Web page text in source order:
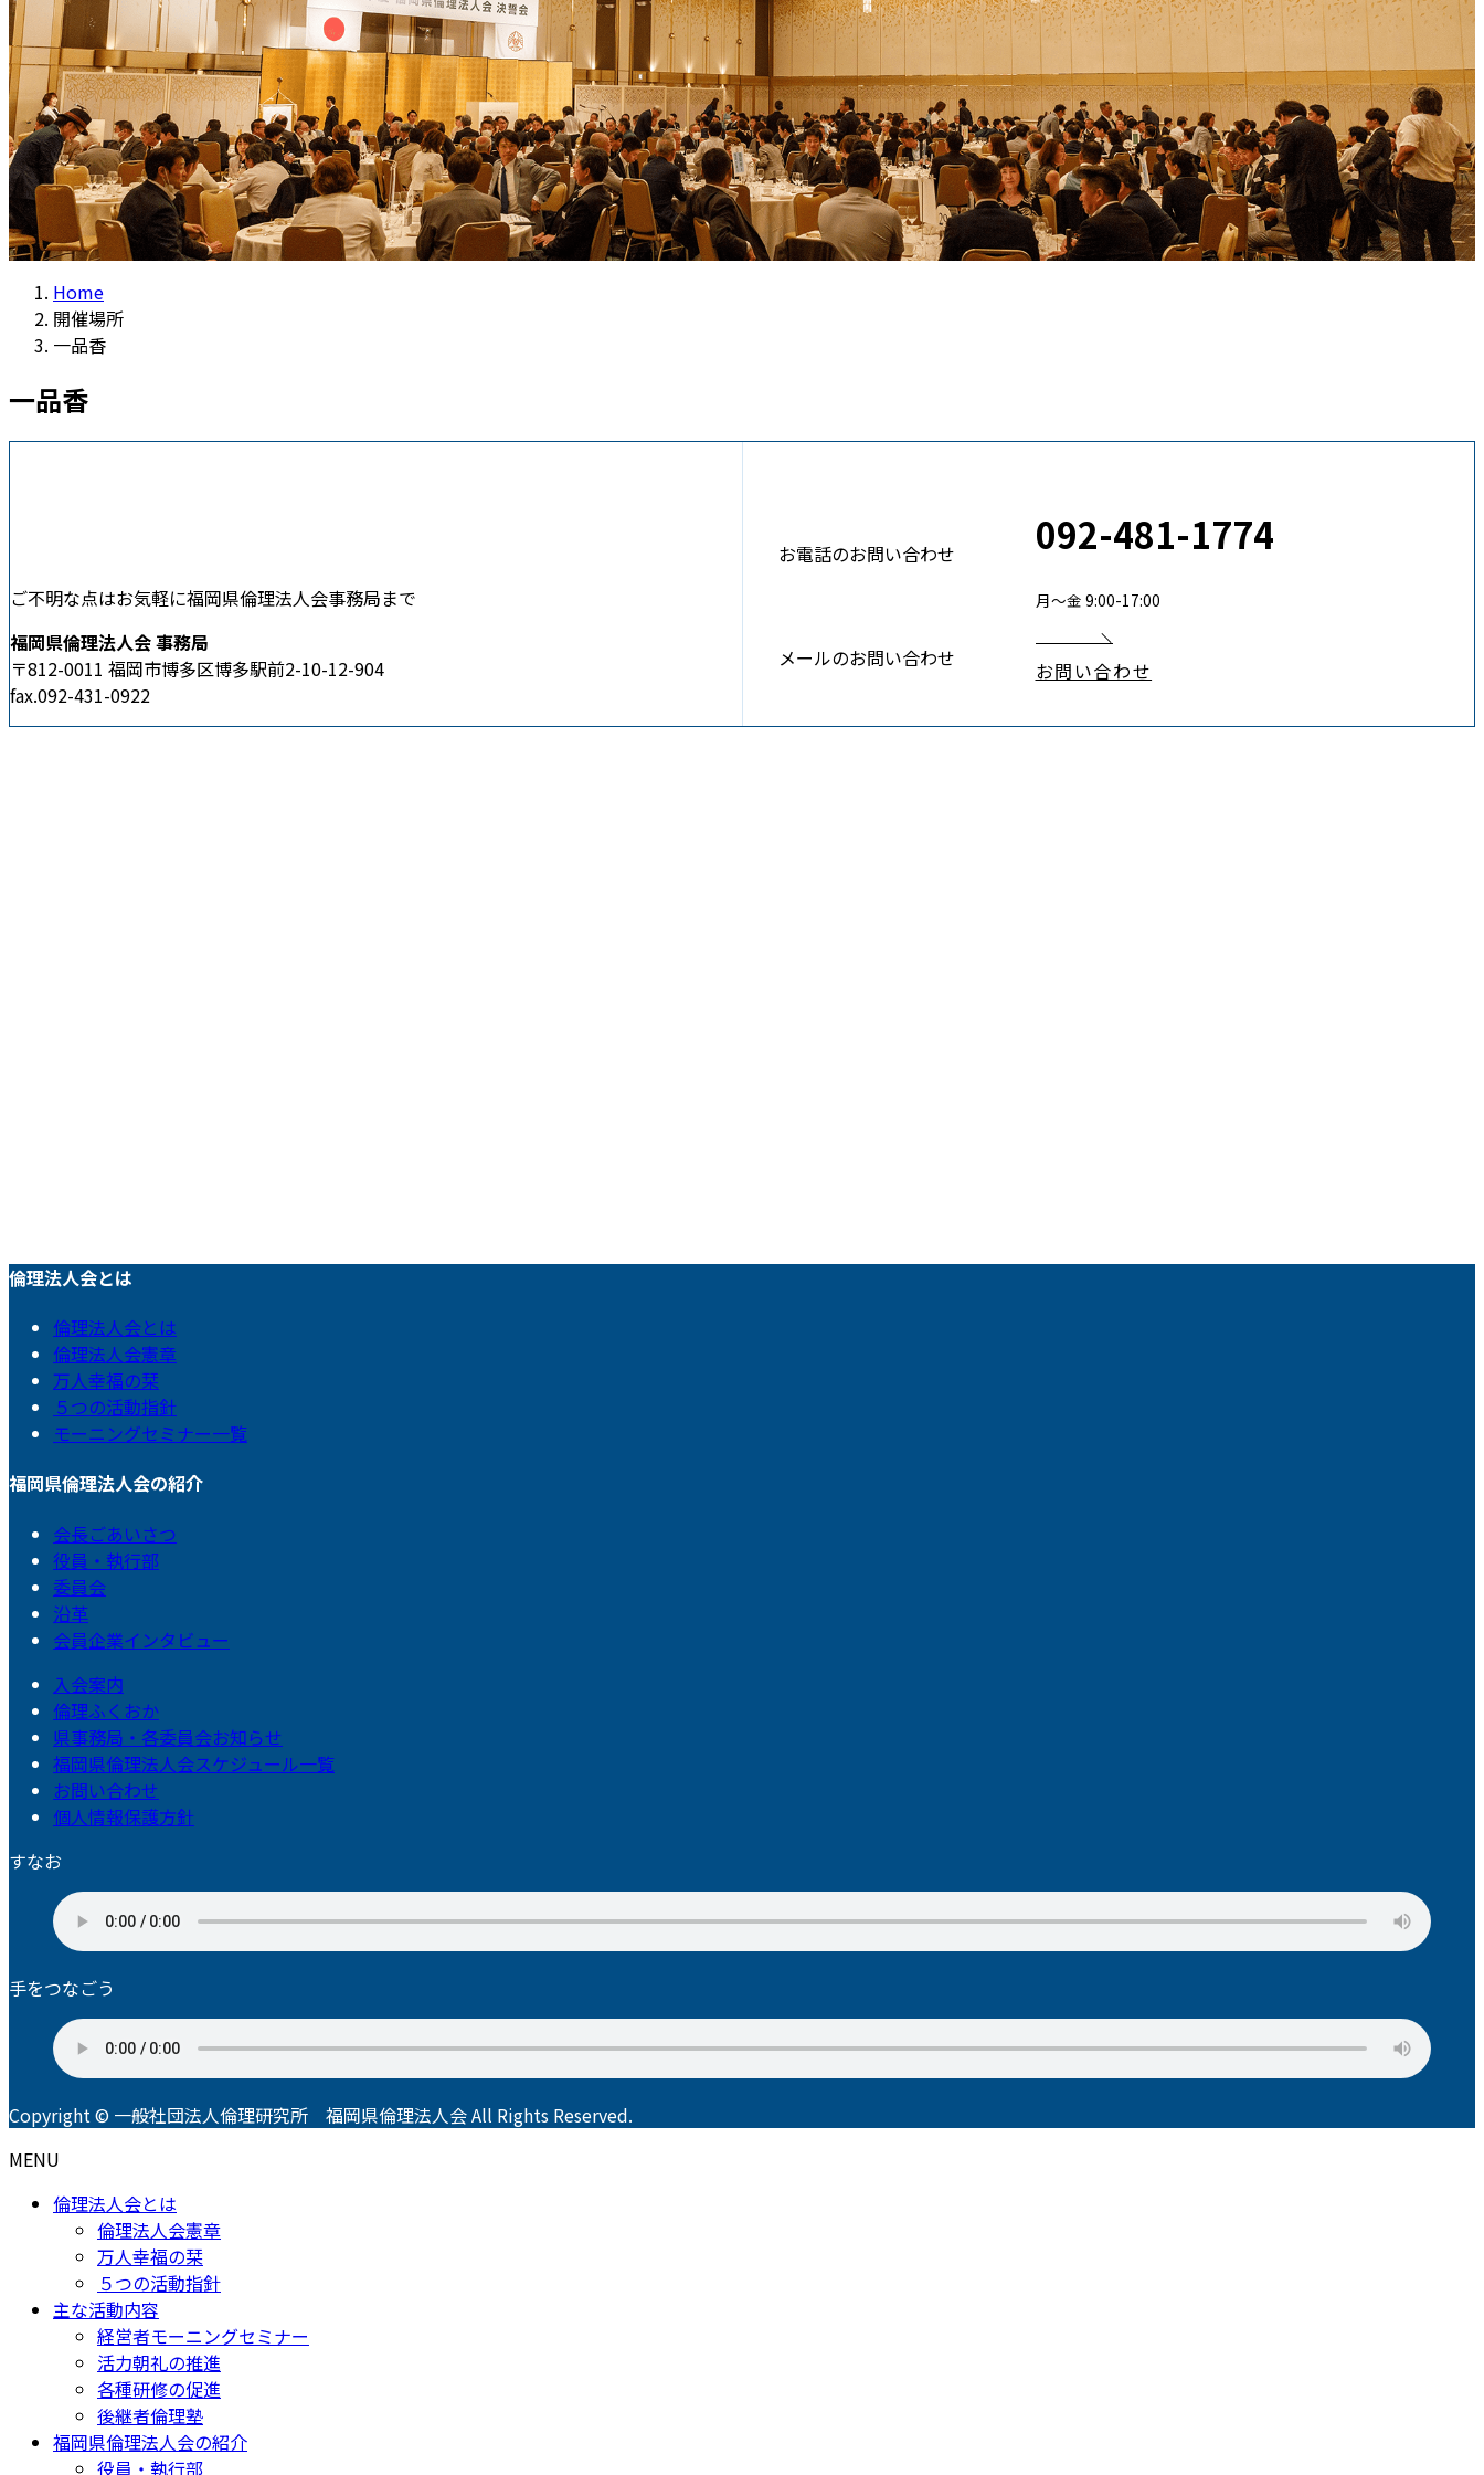
Home
開催場所
一品香
一品香
ご不明な点はお気軽に福岡県倫理法人会事務局まで
福岡県倫理法人会 事務局
〒812-0011 福岡市博多区博多駅前2-10-12-904
fax.092-431-0922
お電話のお問い合わせ 092-481-1774
月〜金 9:00-17:00
メールのお問い合わせ お問い合わせ
倫理法人会とは
倫理法人会とは
倫理法人会憲章
万人幸福の栞
５つの活動指針
モーニングセミナー一覧
福岡県倫理法人会の紹介
会長ごあいさつ
役員・執行部
委員会
沿革
会員企業インタビュー
入会案内
倫理ふくおか
県事務局・各委員会お知らせ
福岡県倫理法人会スケジュール一覧
お問い合わせ
個人情報保護方針
すなお
手をつなごう
Copyright © 一般社団法人倫理研究所 福岡県倫理法人会 All Rights Reserved.
MENU
倫理法人会とは
倫理法人会憲章
万人幸福の栞
５つの活動指針
主な活動内容
経営者モーニングセミナー
活力朝礼の推進
各種研修の促進
後継者倫理塾
福岡県倫理法人会の紹介
役員・執行部